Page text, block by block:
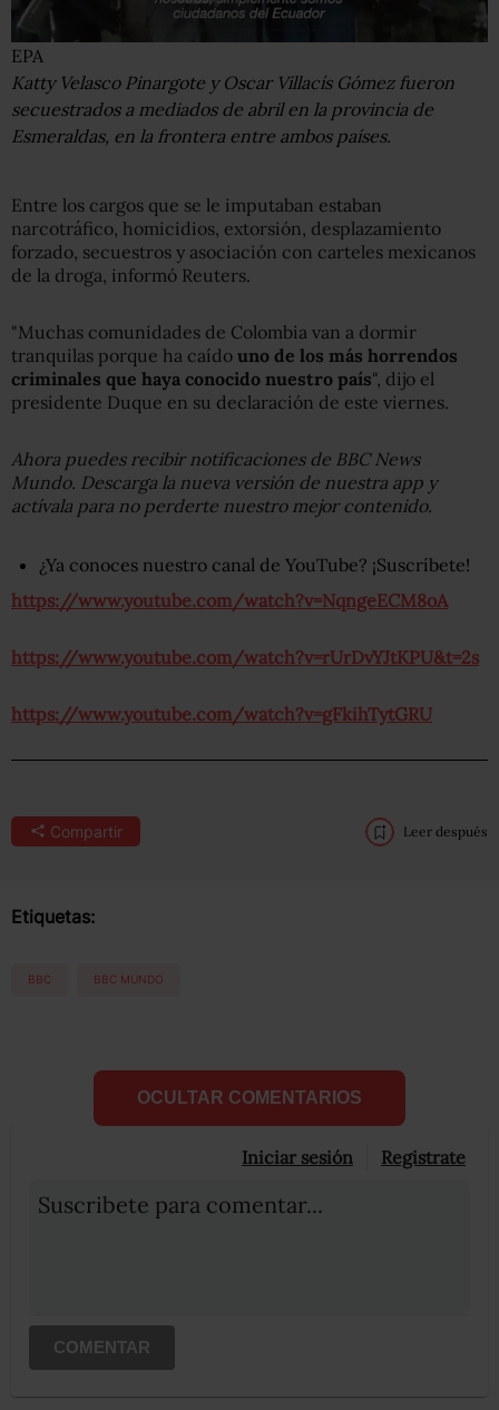
EPA
Katty Velasco Pinargote y Oscar Villacís Gómez fueron
secuestrados a mediados de abril en la provincia de
Esmeraldas, en la frontera entre ambos países.
Entre los cargos que se le imputaban estaban
narcotráfico, homicidios, extorsión, desplazamiento
forzado, secuestros y asociación con carteles mexicanos
de la droga, informó Reuters.
"Muchas comunidades de Colombia van a dormir
tranquilas porque ha caído uno de los más horrendos
criminales que haya conocido nuestro país", dijo el
presidente Duque en su declaración de este viernes.
Ahora puedes recibir notificaciones de BBC News
Mundo. Descarga la nueva versión de nuestra app y
actívala para no perderte nuestro mejor contenido.
¿Ya conoces nuestro canal de YouTube? ¡Suscríbete!
https://www.youtube.com/watch?v=NqngeECM8oA
https://www.youtube.com/watch?v=rUrDvYJtKPU&t=2s
https://www.youtube.com/watch?v=gFkihTytGRU
Compartir Leer después
Etiquetas:
BBC BBC MUNDO
OCULTAR COMENTARIOS
Iniciar sesión Registrate
Suscribete para comentar...
COMENTAR